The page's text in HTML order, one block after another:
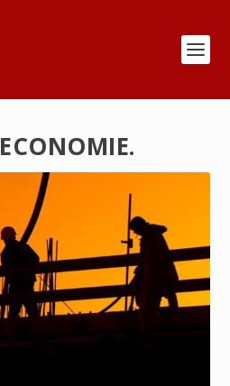
ECONOMIE.